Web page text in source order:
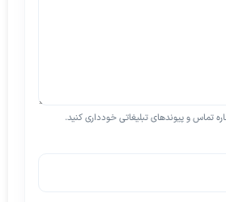
تماس و پیوندهای تبلیغاتی خودداری کنید.